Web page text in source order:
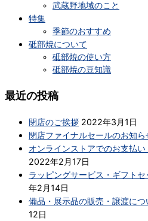
武蔵野地域のこと
特集
季節のおすすめ
砥部焼について
砥部焼の使い方
砥部焼の豆知識
最近の投稿
閉店のご挨拶 2022年3月1日
閉店ファイナルセールのお知ら
オンラインストアでのお支払
2022年2月17日
ラッピングサービス・ギフト
年2月14日
備品・展示品の販売・譲渡につ
12日